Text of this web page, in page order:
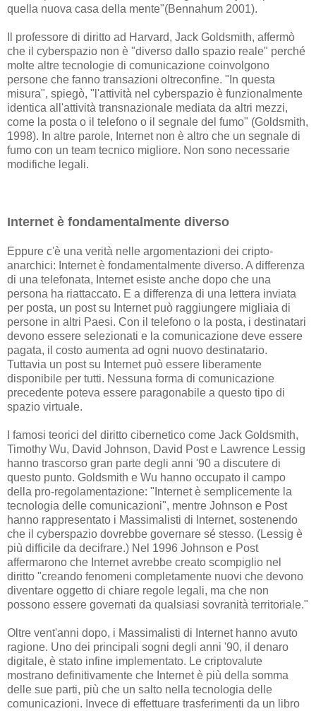
quella nuova casa della mente"(Bennahum 2001).
Il professore di diritto ad Harvard, Jack Goldsmith, affermò
che il cyberspazio non è "diverso dallo spazio reale" perché
molte altre tecnologie di comunicazione coinvolgono
persone che fanno transazioni oltreconfine. "In questa
misura", spiegò, "l'attività nel cyberspazio è funzionalmente
identica all'attività transnazionale mediata da altri mezzi,
come la posta o il telefono o il segnale del fumo" (Goldsmith,
1998). In altre parole, Internet non è altro che un segnale di
fumo con un team tecnico migliore. Non sono necessarie
modifiche legali.
Internet è fondamentalmente diverso
Eppure c'è una verità nelle argomentazioni dei cripto-
anarchici: Internet è fondamentalmente diverso. A differenza
di una telefonata, Internet esiste anche dopo che una
persona ha riattaccato. E a differenza di una lettera inviata
per posta, un post su Internet può raggiungere migliaia di
persone in altri Paesi. Con il telefono o la posta, i destinatari
devono essere selezionati e la comunicazione deve essere
pagata, il costo aumenta ad ogni nuovo destinatario.
Tuttavia un post su Internet può essere liberamente
disponibile per tutti. Nessuna forma di comunicazione
precedente poteva essere paragonabile a questo tipo di
spazio virtuale.
I famosi teorici del diritto cibernetico come Jack Goldsmith,
Timothy Wu, David Johnson, David Post e Lawrence Lessig
hanno trascorso gran parte degli anni '90 a discutere di
questo punto. Goldsmith e Wu hanno occupato il campo
della pro-regolamentazione: "Internet è semplicemente la
tecnologia delle comunicazioni", mentre Johnson e Post
hanno rappresentato i Massimalisti di Internet, sostenendo
che il cyberspazio dovrebbe governare sé stesso. (Lessig è
più difficile da decifrare.) Nel 1996 Johnson e Post
affermarono che Internet avrebbe creato scompiglio nel
diritto "creando fenomeni completamente nuovi che devono
diventare oggetto di chiare regole legali, ma che non
possono essere governati da qualsiasi sovranità territoriale."
Oltre vent'anni dopo, i Massimalisti di Internet hanno avuto
ragione. Uno dei principali sogni degli anni '90, il denaro
digitale, è stato infine implementato. Le criptovalute
mostrano definitivamente che Internet è più della somma
delle sue parti, più che un salto nella tecnologia delle
comunicazioni. Invece di effettuare trasferimenti da un libro